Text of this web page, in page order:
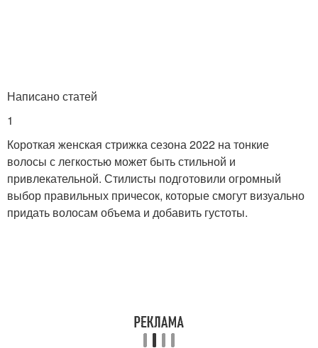
Написано статей
1
Короткая женская стрижка сезона 2022 на тонкие
волосы с легкостью может быть стильной и
привлекательной. Стилисты подготовили огромный
выбор правильных причесок, которые смогут визуально
придать волосам объема и добавить густоты.